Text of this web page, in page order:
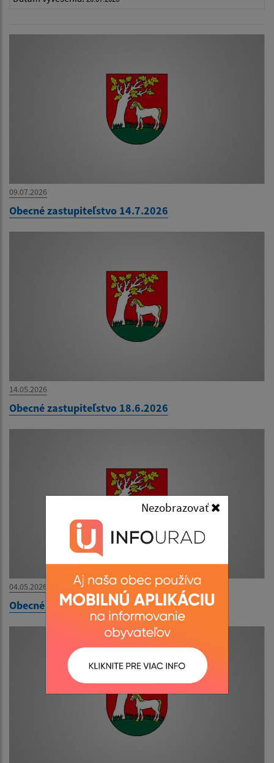
Nezobrazovať
09.07.2026
Obecné zastupiteľstvo 14.7.2026
14.05.2026
Obecné zastupiteľstvo 18.6.2026
04.05.2026
Obecné zastupiteľstvo 06.05.2026